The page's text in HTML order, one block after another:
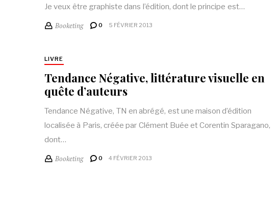
Je veux être graphiste dans l’édition, dont le principe est…
Booketing 0 5 FÉVRIER 2013
LIVRE
Tendance Négative, littérature visuelle en
quête d’auteurs
Tendance Négative, TN en abrégé, est une maison d’édition
localisée à Paris, créée par Clément Buée et Corentin Sparagano,
dont…
Booketing 0 4 FÉVRIER 2013